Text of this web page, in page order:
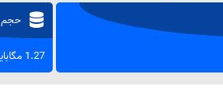
حجم
1.27 مگابایت